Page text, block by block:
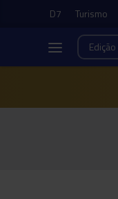
D7 Turismo
Edição